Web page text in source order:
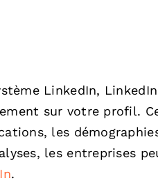
LinkedIn,
sur votre profil.
les
les entreprises
.